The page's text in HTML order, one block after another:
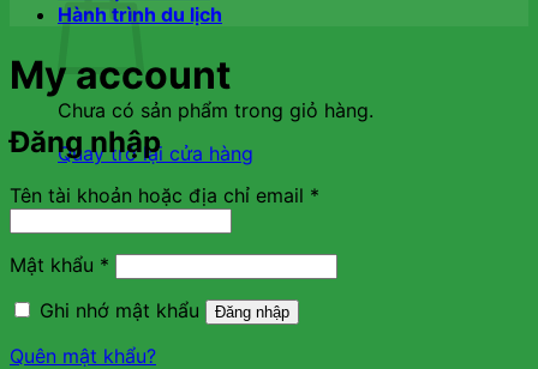
Chưa có sản phẩm trong giỏ hàng.
Quay trở lại cửa hàng
Hành trình du lịch
My account
Đăng nhập
Tên tài khoản hoặc địa chỉ email *
Mật khẩu * Bắt
buộc
Ghi nhớ mật khẩu
Đăng nhập
Quên mật khẩu?